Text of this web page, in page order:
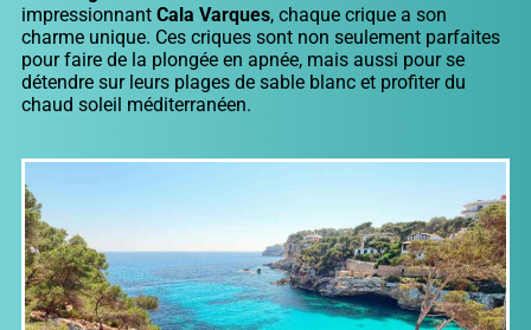
impressionnant Cala Varques, chaque crique a son
charme unique. Ces criques sont non seulement parfaites
pour faire de la plongée en apnée, mais aussi pour se
détendre sur leurs plages de sable blanc et profiter du
chaud soleil méditerranéen.